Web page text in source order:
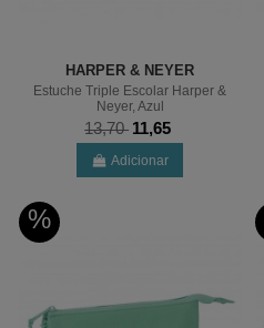
HARPER & NEYER
Estuche Triple Escolar Harper &
Neyer, Azul
13,70 11,65
Adicionar
%